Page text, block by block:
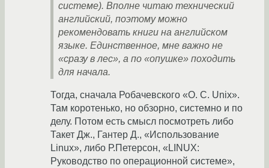
системе). Вполне читаю технический
английский, поэтому можно
рекомендовать книги на английском
языке. Единственное, мне важно не
«сразу в лес», а по «опушке» походить
для начала.
Тогда, сначала Робачевского «О. С. Unix».
Там коротенько, но обзорно, системно и по
делу. Потом есть смысл посмотреть либо
Такет Дж., Гантер Д., «Использование
Linux», либо Р.Петерсон, «LINUX:
Руководство по операционной системе»,